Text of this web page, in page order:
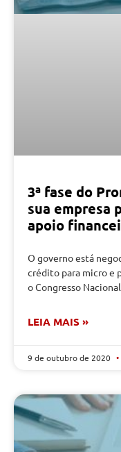
3ª fase do
sua empresa
apoio
O governo está
crédito para micro e
o Congresso
LEIA MAIS »
9 de outubro de 2020